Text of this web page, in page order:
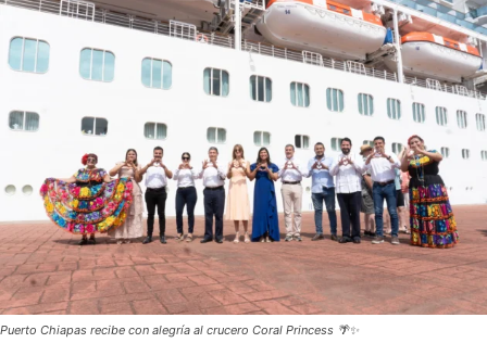
Puerto Chiapas recibe con alegría al crucero Coral Princess 🌴✨